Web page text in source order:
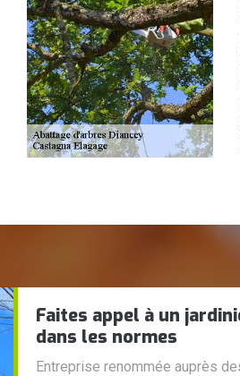
Faites appel à un
dans les normes
Entreprise renommée auprès